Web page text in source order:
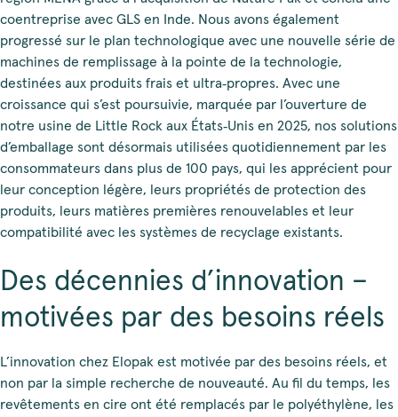
coentreprise avec GLS en Inde. Nous avons également
progressé sur le plan technologique avec une nouvelle série de
machines de remplissage à la pointe de la technologie,
destinées aux produits frais et ultra‑propres. Avec une
croissance qui s’est poursuivie, marquée par l’ouverture de
notre usine de Little Rock aux États‑Unis en 2025, nos solutions
d’emballage sont désormais utilisées quotidiennement par les
consommateurs dans plus de 100 pays, qui les apprécient pour
leur conception légère, leurs propriétés de protection des
produits, leurs matières premières renouvelables et leur
compatibilité avec les systèmes de recyclage existants.
Des décennies d’innovation –
motivées par des besoins réels
L’innovation chez Elopak est motivée par des besoins réels, et
non par la simple recherche de nouveauté. Au fil du temps, les
revêtements en cire ont été remplacés par le polyéthylène, les